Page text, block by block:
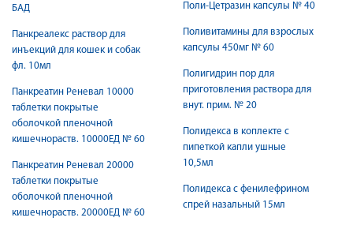
БАД
Панкреалекс раствор для
инъекций для кошек и собак
фл. 10мл
Панкреатин Реневал 10000
таблетки покрытые
оболочкой пленочной
кишечнораств. 10000ЕД № 60
Панкреатин Реневал 20000
таблетки покрытые
оболочкой пленочной
кишечнораств. 20000ЕД № 60
Поли-Цетразин капсулы № 40
Поливитамины для взрослых
капсулы 450мг № 60
Полигидрин пор для
приготовления раствора для
внут. прим. № 20
Полидекса в коплекте с
пипеткой капли ушные
10,5мл
Полидекса с фенилефрином
спрей назальный 15мл